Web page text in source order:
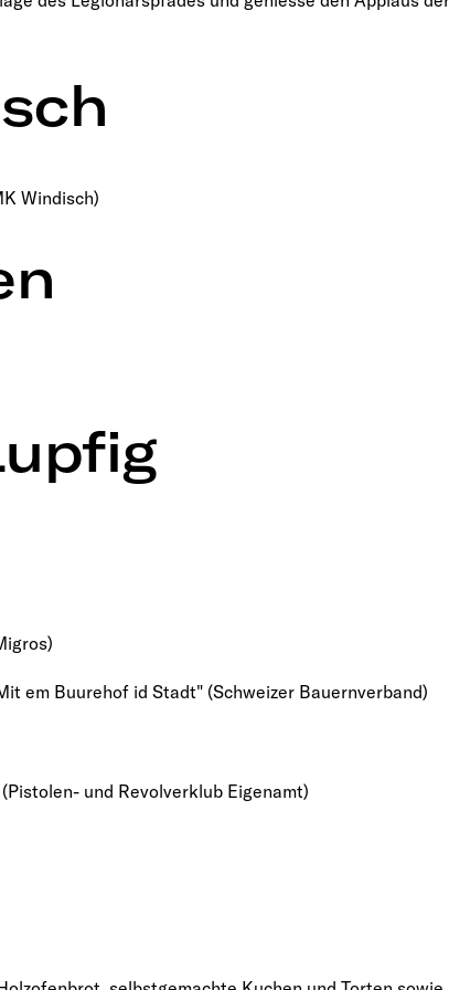
Windisch)
em Buurehof id Stadt" (Schweizer Bauernverband)
und Revolverklub Eigenamt)